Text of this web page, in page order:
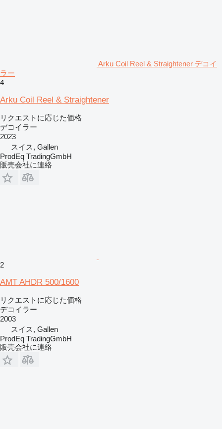
Arku Coil Reel & Straightener デコイ
ラー
4
Arku Coil Reel & Straightener
リクエストに応じた価格
デコイラー
2023
スイス, Gallen
ProdEq TradingGmbH
販売会社に連絡
2
AMT AHDR 500/1600
リクエストに応じた価格
デコイラー
2003
スイス, Gallen
ProdEq TradingGmbH
販売会社に連絡